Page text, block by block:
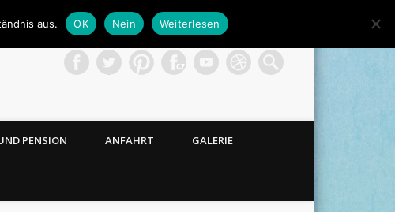
PENSION ANFAHRT GALERIE
aus. OK Nein Weiterlesen